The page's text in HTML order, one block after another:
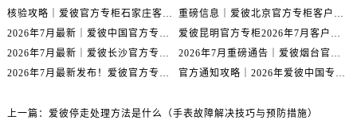
安徽省蚌埠市蚌山区淮河路爱彼售后服务中心（需提前预约）
安徽省亳州市谯城区魏武大道爱彼售后服务中心（需提前预约）
安徽省池州市贵池区长江路爱彼售后服务中心（需提前预约）
核验攻略｜爱彼官方专柜石家庄客户服务热线（2026年7月最新版）
重磅信息｜爱彼北京官方专柜客户服务电话2026年7月最新公示
2026年7月最新｜爱彼中国官方专柜泰州地区服务热线全攻略&客户服务中心信息公示
爱彼昆明官方专柜2026年7月客户服务通告｜热线电话与门店信息核验
2026年7月最新｜爱彼长沙官方专柜门店客户服务热线与信息公示
2026年7月重磅通告｜爱彼烟台官方专柜信息大全，客户服务热线同步更新
2026年7月最新发布！爱彼官方专柜客户服务电话+嘉兴专柜地址重磅公示
官方通知攻略｜2026年爱彼中国专柜客户服务热线7月专柜信息公告
上一篇： 爱彼停走处理方法是什么（手表故障解决技巧与预防措施）